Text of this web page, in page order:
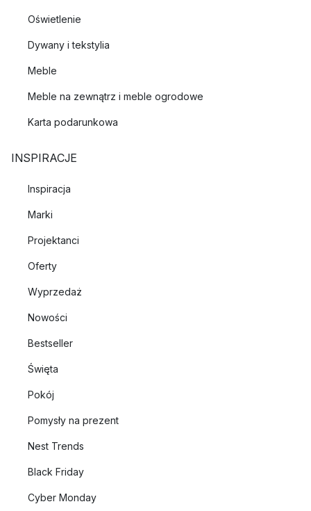
Oświetlenie
Dywany i tekstylia
Meble
Meble na zewnątrz i meble ogrodowe
Karta podarunkowa
INSPIRACJE
Inspiracja
Marki
Projektanci
Oferty
Wyprzedaż
Nowości
Bestseller
Święta
Pokój
Pomysły na prezent
Nest Trends
Black Friday
Cyber Monday